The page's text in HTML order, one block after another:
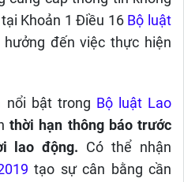
Khoản 1 Điều 16 Bộ luật
hưởng đến việc thực hiện
nổi bật trong Bộ luật Lao
thời hạn thông báo trước
lao động. Có thể nhận
tạo sự cân bằng cần